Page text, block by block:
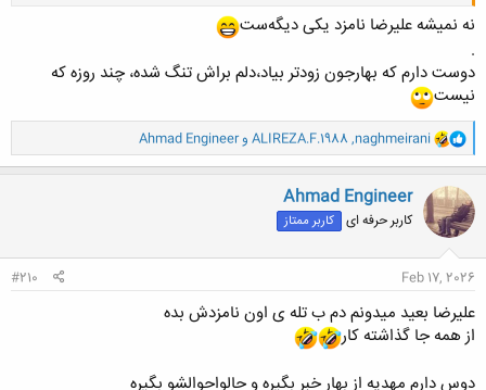
نه نمیشه علیرضا نامزد یکی دیگه‌ست
.
دوست دارم که بهارجون زودتر بیاد،دلم براش تنگ شده، چند روزه که
نیست
و
ا
ک
ن
ش
ه
:
naghmeirani
,
ALIREZA.F.1988 وAhmad Engineer
Ahmad Engineer
کاربر حرفه ای کاربر ممتاز
Feb 17, 2026
#210
علیرضا بعید میدونم دم ب تله ی اون نامزدش بده
از همه جا گذاشته کار
دوس دارم مهدیه از بهار خبر بگیره و حالواحوالشو بگیره